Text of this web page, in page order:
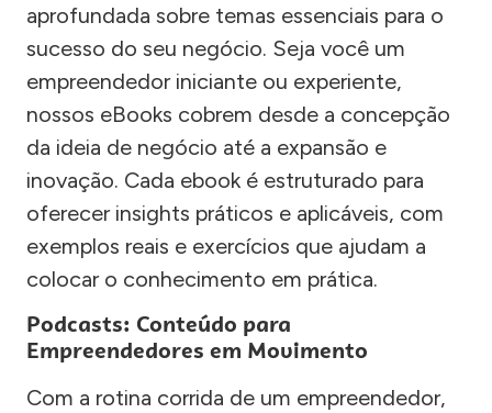
aprofundada sobre temas essenciais para o
sucesso do seu negócio. Seja você um
empreendedor iniciante ou experiente,
nossos eBooks cobrem desde a concepção
da ideia de negócio até a expansão e
inovação. Cada ebook é estruturado para
oferecer insights práticos e aplicáveis, com
exemplos reais e exercícios que ajudam a
colocar o conhecimento em prática.
Podcasts: Conteúdo para
Empreendedores em Movimento
Com a rotina corrida de um empreendedor,